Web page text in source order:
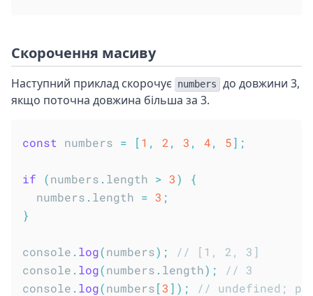
Скорочення масиву
Наступний приклад скорочує numbers
до довжини 3,
якщо поточна довжина більша за 3.
const numbers = [1 , 2 , 3 , 4, 5] ;
if (numbers . length > 3)
{
  numbers
. length = 3 ;
}
console . log(numbers) ;
// [1, 2, 3]
console . log(numbers . length) ;
// 3
console . log(numbers[3 ] ) ; // undefined;